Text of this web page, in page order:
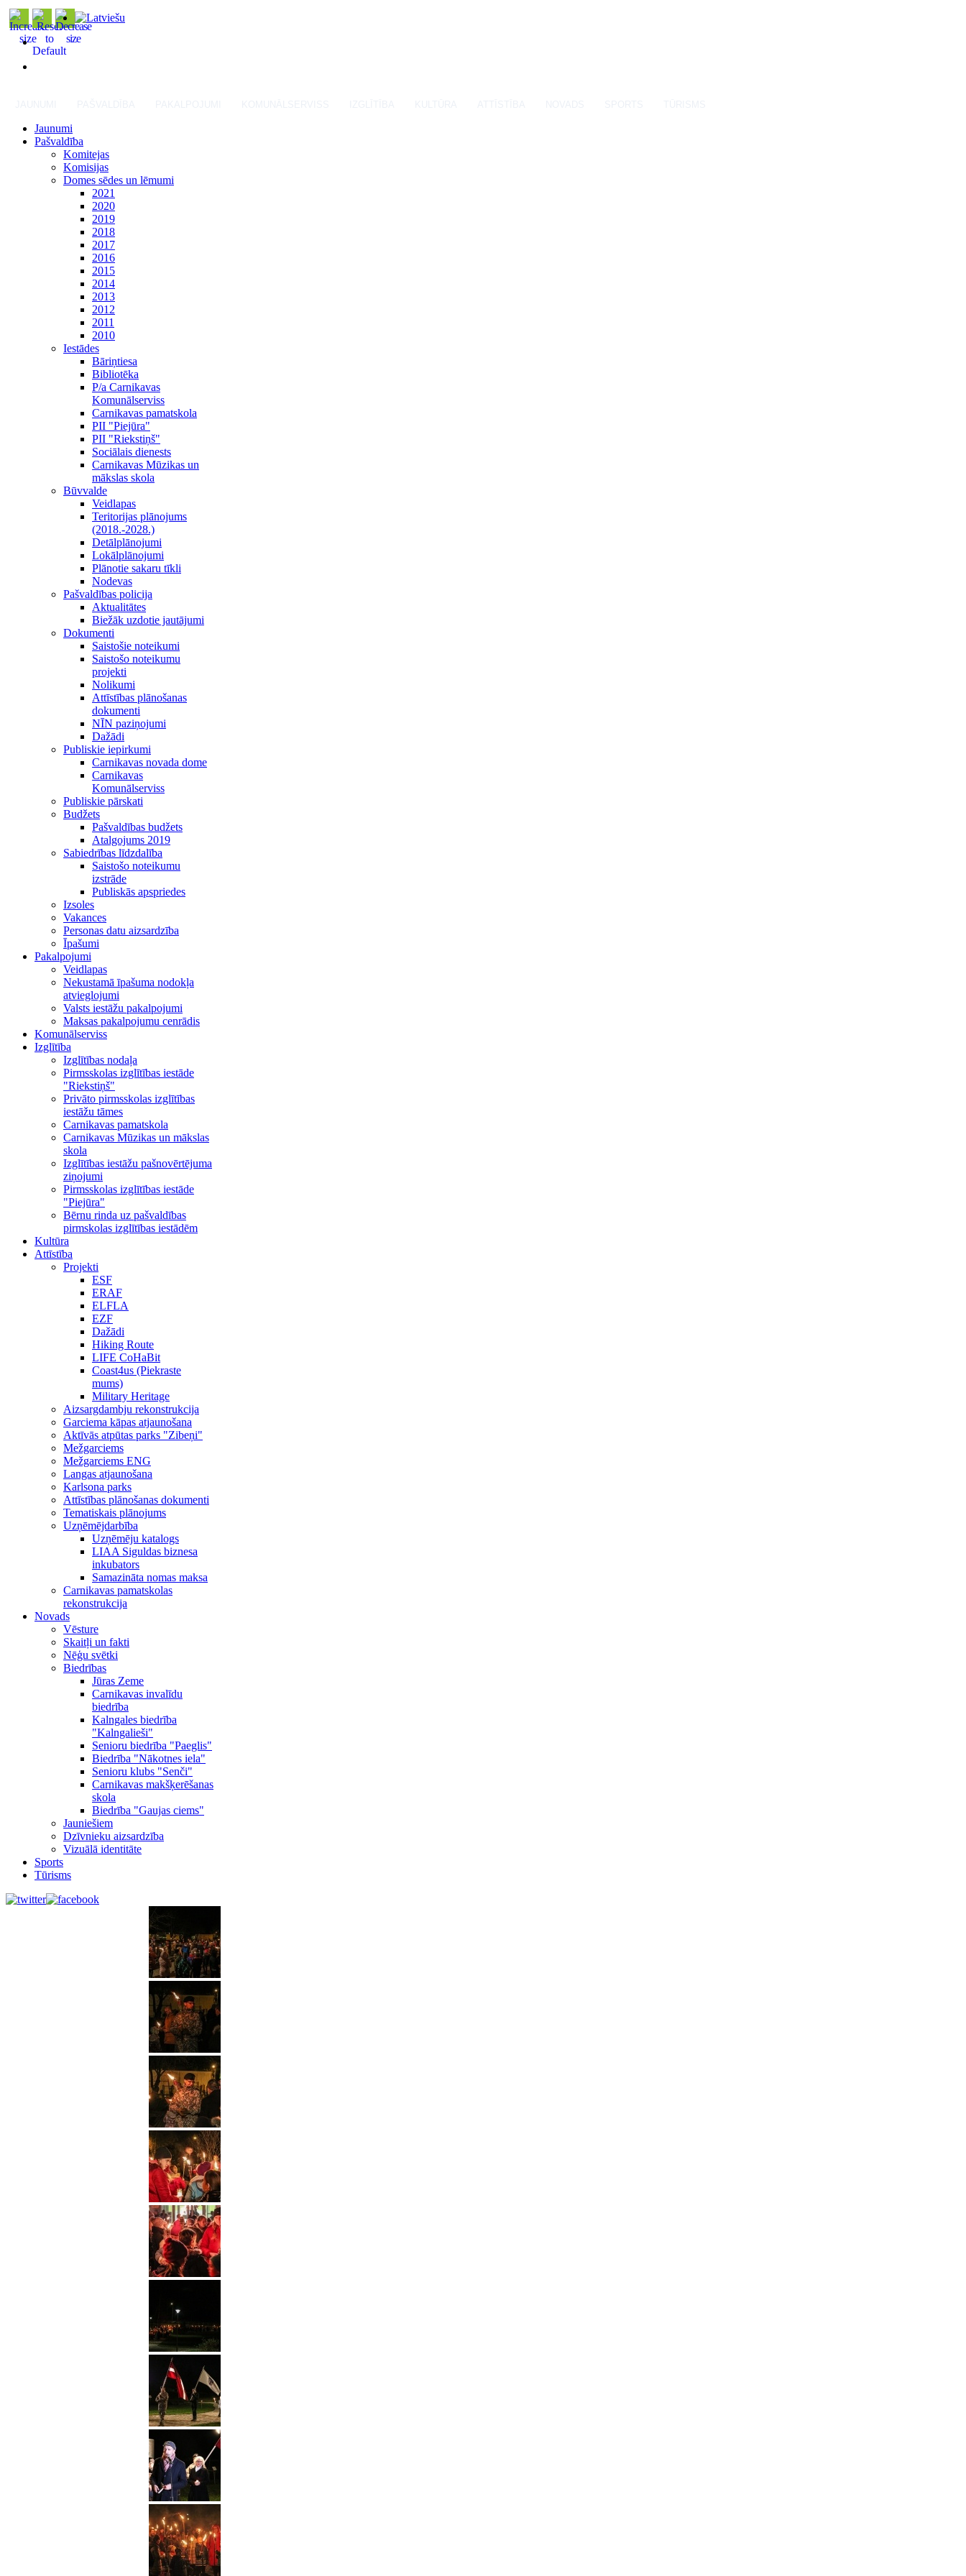
Jaunumi
Pašvaldība
Komitejas
Komisijas
Domes sēdes un lēmumi
2021
2020
2019
2018
2017
2016
2015
2014
2013
2012
2011
2010
Iestādes
Bāriņtiesa
Bibliotēka
P/a Carnikavas
Komunālserviss
Carnikavas pamatskola
PII "Piejūra"
PII "Riekstiņš"
Sociālais dienests
Carnikavas Mūzikas un
mākslas skola
Būvvalde
Veidlapas
Teritorijas plānojums
(2018.-2028.)
Detālplānojumi
Lokālplānojumi
Plānotie sakaru tīkli
Nodevas
Pašvaldības policija
Aktualitātes
Biežāk uzdotie jautājumi
Dokumenti
Saistošie noteikumi
Saistošo noteikumu
projekti
Nolikumi
Attīstības plānošanas
dokumenti
NĪN paziņojumi
Dažādi
Publiskie iepirkumi
Carnikavas novada dome
Carnikavas
Komunālserviss
Publiskie pārskati
Budžets
Pašvaldības budžets
Atalgojums 2019
Sabiedrības līdzdalība
Saistošo noteikumu
izstrāde
Publiskās apspriedes
Izsoles
Vakances
Personas datu aizsardzība
Īpašumi
Pakalpojumi
Veidlapas
Nekustamā īpašuma nodokļa
atvieglojumi
Valsts iestāžu pakalpojumi
Maksas pakalpojumu cenrādis
Komunālserviss
Izglītība
Izglītības nodaļa
Pirmsskolas izglītības iestāde
"Riekstiņš"
Privāto pirmsskolas izglītības
iestāžu tāmes
Carnikavas pamatskola
Carnikavas Mūzikas un mākslas
skola
Izglītības iestāžu pašnovērtējuma
ziņojumi
Pirmsskolas izglītības iestāde
"Piejūra"
Bērnu rinda uz pašvaldības
pirmskolas izglītības iestādēm
Kultūra
Attīstība
Projekti
ESF
ERAF
ELFLA
EZF
Dažādi
Hiking Route
LIFE CoHaBit
Coast4us (Piekraste
mums)
Military Heritage
Aizsargdambju rekonstrukcija
Garciema kāpas atjaunošana
Aktīvās atpūtas parks "Zibeņi"
Mežgarciems
Mežgarciems ENG
Langas atjaunošana
Karlsona parks
Attīstības plānošanas dokumenti
Tematiskais plānojums
Uzņēmējdarbība
Uzņēmēju katalogs
LIAA Siguldas biznesa
inkubators
Samazināta nomas maksa
Carnikavas pamatskolas
rekonstrukcija
Novads
Vēsture
Skaitļi un fakti
Nēģu svētki
Biedrības
Jūras Zeme
Carnikavas invalīdu
biedrība
Kalngales biedrība
"Kalngalieši"
Senioru biedrība "Paeglis"
Biedrība "Nākotnes iela"
Senioru klubs "Senči"
Carnikavas makšķerēšanas
skola
Biedrība "Gaujas ciems"
Jauniešiem
Dzīvnieku aizsardzība
Vizuālā identitāte
Sports
Tūrisms